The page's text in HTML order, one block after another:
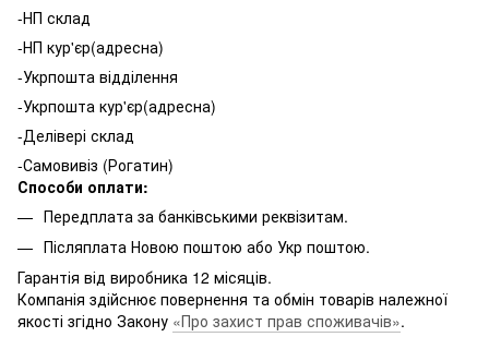
-НП склад
-НП кур'єр(адресна)
-Укрпошта відділення
-Укрпошта кур'єр(адресна)
-Делівері склад
-Самовивіз (Рогатин)
Способи оплати:
Передплата за банківськими реквізитам.
Післяплата Новою поштою або Укр поштою.
Гарантія від виробника 12 місяців.
Компанія здійснює повернення та обмін товарів належної
якості згідно Закону «Про захист прав споживачів».